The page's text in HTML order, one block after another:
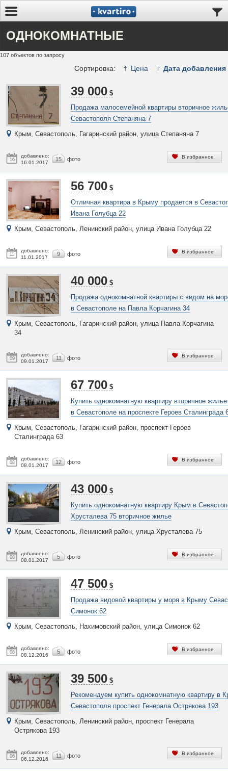
ОДНОКОМНАТНЫЕ
107 объектов по запросу
Сортировка: Цена Дата добавления
16
добавлено:
16.01.2017
15 фото
39 000 $
Продажа малосемейной квартиры вторичное
Севастополя Степаняна 7
Крым, Севастополь, Гагаринский район, улица Степаняна 7
В избранное
11
добавлено:
11.01.2017
9 фото
56 700 $
Отличная квартира в Крыму продается в
Ивана Голубца 22
Крым, Севастополь, Ленинский район, улица Ивана Голубца 22
В избранное
09
добавлено:
09.01.2017
11 фото
40 000 $
Продажа однокомнатной квартиры с видом на
в Севастополе на Павла Корчагина 34
Крым, Севастополь, Гагаринский район, улица Павла Корчагина
34
В избранное
08
добавлено:
08.01.2017
12 фото
67 700 $
Купить однокомнатную квартиру вторичное
в Севастополе на проспекте Героев Сталинграда
Крым, Севастополь, Гагаринский район, проспект Героев
Сталинграда 63
В избранное
08
добавлено:
08.01.2017
5 фото
43 000 $
Купить однокомнатную квартиру Крым в
Хрусталева 75 вторичное жилье
Крым, Севастополь, Ленинский район, улица Хрусталева 75
В избранное
08
добавлено:
08.12.2016
5 фото
47 500 $
Продажа видовой квартиры у моря в Крыму
Симонок 62
Крым, Севастополь, Нахимовский район, улица Симонок 62
В избранное
06
добавлено:
06.12.2016
11 фото
39 500 $
Рекомендуем купить однокомнатную квартиру в
Севастополя проспект Генерала Острякова 193
Крым, Севастополь, Ленинский район, проспект Генерала
Острякова 193
В избранное